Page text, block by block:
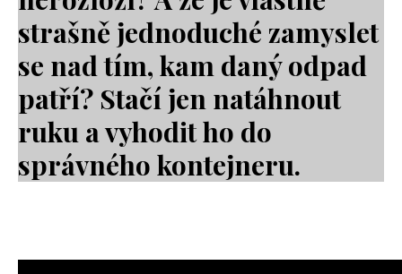
strašně jednoduché zamyslet
se nad tím, kam daný odpad
patří? Stačí jen natáhnout
ruku a vyhodit ho do
správného kontejneru.